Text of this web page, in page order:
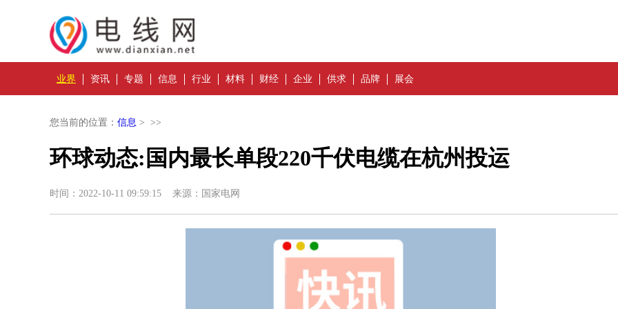
业界 资讯 专题 信息 行业 材料 财经 企业 供求 品牌 展会
您当前的位置： 信息 > >>
环球动态:国内最长单段220千伏电缆在杭州投运
时间：2022-10-11 09:59:15 来源：国家电网